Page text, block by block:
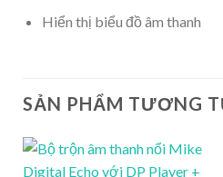
Hiển thị biểu đồ âm thanh
SẢN PHẨM TƯƠNG